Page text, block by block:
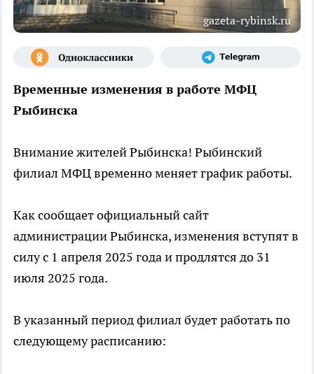
gazeta-rybinsk.ru
Временные изменения в работе МФЦ
Рыбинска
Внимание жителей Рыбинска! Рыбинский
филиал МФЦ временно меняет график работы.
Как сообщает официальный сайт
администрации Рыбинска, изменения вступят в
силу с 1 апреля 2025 года и продлятся до 31
июля 2025 года.
В указанный период филиал будет работать по
следующему расписанию: